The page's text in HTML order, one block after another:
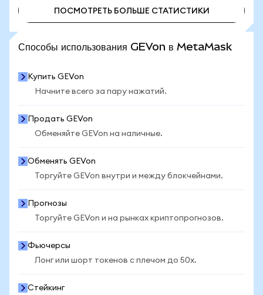
ПОСМОТРЕТЬ БОЛЬШЕ СТАТИСТИКИ
Способы использования GEVon в MetaMask
Купить GEVon
Начните всего за пару нажатий.
Продать GEVon
Обменяйте GEVon на наличные.
Обменять GEVon
Торгуйте GEVon внутри и между блокчейнами.
Прогнозы
Торгуйте GEVon и на рынках криптопрогнозов.
Фьючерсы
Лонг или шорт токенов с плечом до 50x.
Стейкинг